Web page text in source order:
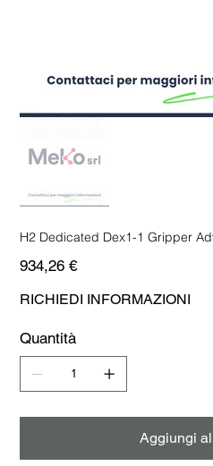
H2 Dedicated Dex1-1 Gripper
Prezzo
934,26 €
RICHIEDI INFORMAZIONI
Quantità
Aggiungi